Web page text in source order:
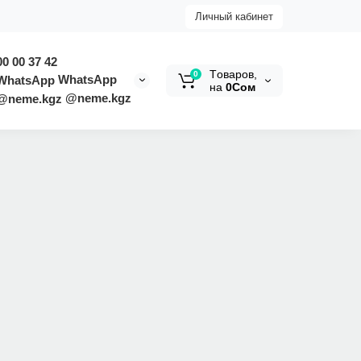
Личный кабинет
00 37 42
WhatsApp
@neme.kgz
0
Tоваров,
на 0Сом